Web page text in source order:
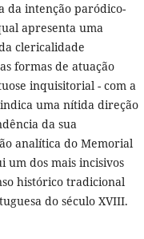
da intenção paródico-
apresenta uma
clericalidade
formas de atuação
inquisitorial - com a
uma nítida direção
da sua
analítica do Memorial
um dos mais incisivos
histórico tradicional
do século XVIII.